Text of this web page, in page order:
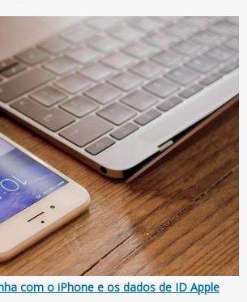
com o iPhone e os dados de ID Apple